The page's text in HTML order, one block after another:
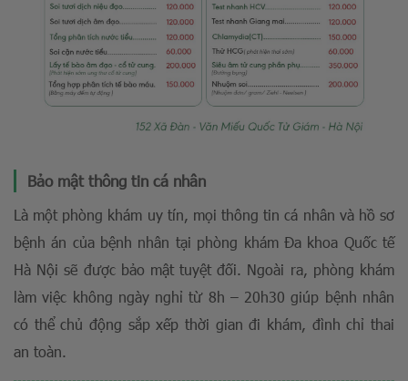
Bảo mật thông tin cá nhân
Là một phòng khám uy tín, mọi thông tin cá nhân và hồ sơ
bệnh án của bệnh nhân tại phòng khám Đa khoa Quốc tế
Hà Nội sẽ được bảo mật tuyệt đối. Ngoài ra, phòng khám
làm việc không ngày nghỉ từ 8h – 20h30 giúp bệnh nhân
có thể chủ động sắp xếp thời gian đi khám, đình chỉ thai
an toàn.